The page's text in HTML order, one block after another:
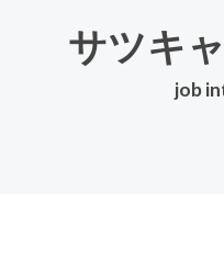
サツキ
job